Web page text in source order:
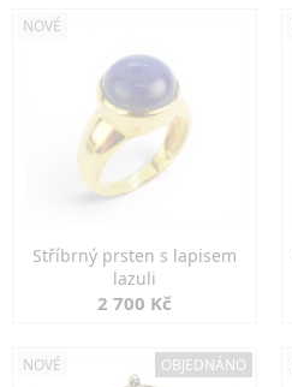
NOVÉ
Stříbrný prsten s lapisem
lazuli
2 700 Kč
NOVÉ OBJEDNÁNO